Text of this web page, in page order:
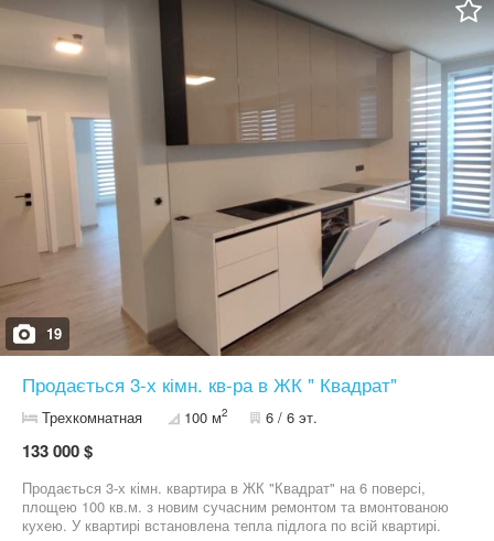
19
Продається 3-х кімн. кв-ра в ЖК " Квадрат"
Трехкомнатная 100 м2 6 / 6 эт.
133 000 $
Продається 3-х кімн. квартира в ЖК "Квадрат" на 6 поверсі,
площею 100 кв.м. з новим сучасним ремонтом та вмонтованою
кухею. У квартирі встановлена тепла підлога по всій квартирі.